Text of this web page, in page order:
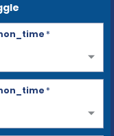
*
*